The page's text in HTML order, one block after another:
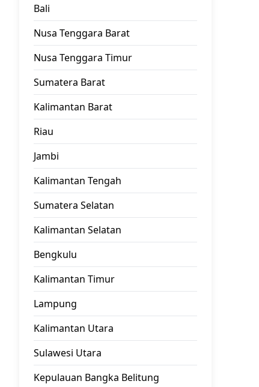
Bali
Nusa Tenggara Barat
Nusa Tenggara Timur
Sumatera Barat
Kalimantan Barat
Riau
Jambi
Kalimantan Tengah
Sumatera Selatan
Kalimantan Selatan
Bengkulu
Kalimantan Timur
Lampung
Kalimantan Utara
Sulawesi Utara
Kepulauan Bangka Belitung